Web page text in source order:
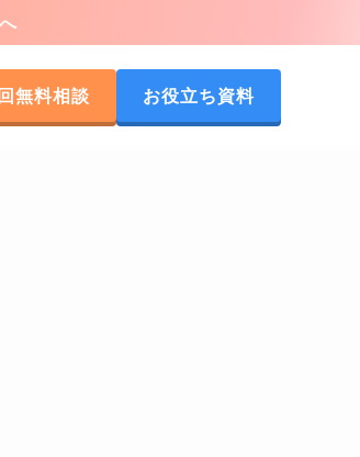
無料相談 お役立ち資料